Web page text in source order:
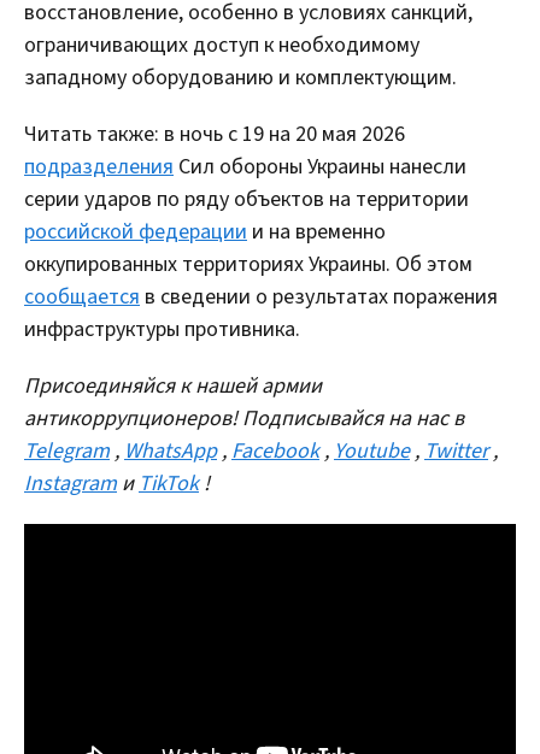
восстановление, особенно в условиях санкций,
ограничивающих доступ к необходимому
западному оборудованию и комплектующим.
Читать также: в ночь с 19 на 20 мая 2026
подразделения Сил обороны Украины нанесли
серии ударов по ряду объектов на территории
российской федерации и на временно
оккупированных территориях Украины. Об этом
сообщается в сведении о результатах поражения
инфраструктуры противника.
Присоединяйся к нашей армии
антикоррупционеров! Подписывайся на нас в
Telegram , WhatsApp , Facebook , Youtube , Twitter ,
Instagram и TikTok !